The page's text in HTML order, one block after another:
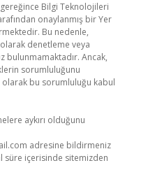
gereğince Bilgi Teknolojileri
onaylanmış bir Yer
Bu nedenle,
denetleme veya
bulunmamaktadır. Ancak,
sorumluluğunu
olarak bu sorumluluğu kabul
aykırı olduğunu
adresine bildirmeniz
süre içerisinde sitemizden